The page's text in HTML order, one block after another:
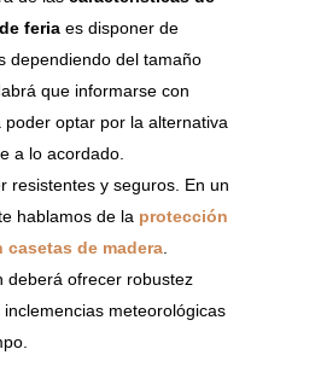
feria es disponer de
dependiendo del tamaño
que informarse con
optar por la alternativa
a lo acordado.
resistentes y seguros. En un
hablamos de la protección
de madera.
deberá ofrecer robustez
meteorológicas